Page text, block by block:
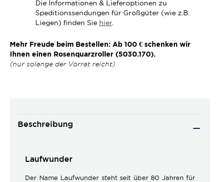
Die Informationen & Lieferoptionen zu
Speditionssendungen für Großgüter (wie z.B.
Liegen) finden Sie hier.
Mehr Freude beim Bestellen: Ab 100 € schenken wir
Ihnen einen Rosenquarzroller (5030.170).
(nur solange der Vorrat reicht)
Beschreibung
Laufwunder
Der Name Laufwunder steht seit über 80 Jahren für